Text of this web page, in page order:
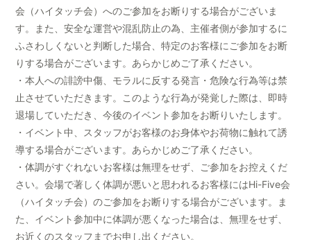
会（ハイタッチ会）へのご参加をお断りする場合がございま
す。また、安全な運営や混乱防止の為、主催者側が参加するに
ふさわしくないと判断した場合、特定のお客様にご参加をお断
りする場合がございます。あらかじめご了承ください。
・本人への誹謗中傷、モラルに反する発言・危険な行為等は禁
止させていただきます。このような行為が発覚した際は、即時
退場していただき、今後のイベント参加をお断りいたします。
・イベント中、スタッフがお客様のお身体やお荷物に触れて誘
導する場合がございます。あらかじめご了承ください。
・体調がすぐれないお客様は無理をせず、ご参加をお控えくだ
さい。会場で著しく体調が悪いと思われるお客様にはHi-Five会
（ハイタッチ会）のご参加をお断りする場合がございます。ま
た、イベント参加中に体調が悪くなった場合は、無理をせず、
お近くのスタッフまでお申し出ください。